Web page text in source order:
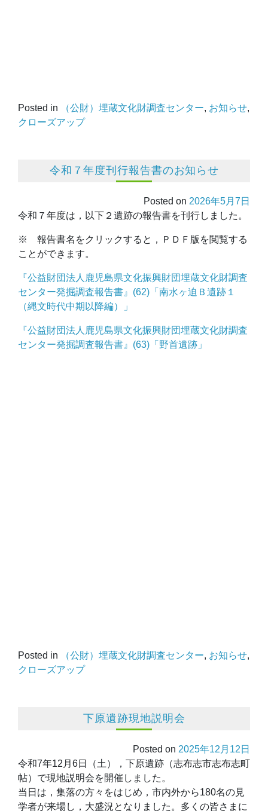
Posted in （公財）埋蔵文化財調査センター, お知らせ,
クローズアップ
令和７年度刊行報告書のお知らせ
Posted on 2026年5月7日
令和７年度は，以下２遺跡の報告書を刊行しました。
※ 報告書名をクリックすると，ＰＤＦ版を閲覧する
ことができます。
『公益財団法人鹿児島県文化振興財団埋蔵文化財調査
センター発掘調査報告書』(62)「南水ヶ迫Ｂ遺跡１
（縄文時代中期以降編）」
『公益財団法人鹿児島県文化振興財団埋蔵文化財調査
センター発掘調査報告書』(63)「野首遺跡」
Posted in （公財）埋蔵文化財調査センター, お知らせ,
クローズアップ
下原遺跡現地説明会
Posted on 2025年12月12日
令和7年12月6日（土），下原遺跡（志布志市志布志町
帖）で現地説明会を開催しました。
当日は，集落の方々をはじめ，市内外から180名の見
学者が来場し，大盛況となりました。多くの皆さまに